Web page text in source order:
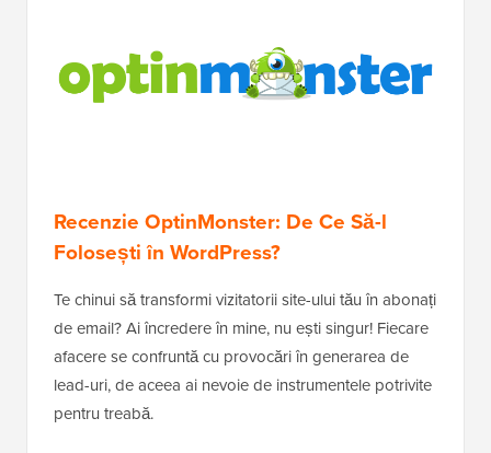
Recenzie OptinMonster: De Ce Să-l
Folosești în WordPress?
Te chinui să transformi vizitatorii site-ului tău în abonați
de email? Ai încredere în mine, nu ești singur! Fiecare
afacere se confruntă cu provocări în generarea de
lead-uri, de aceea ai nevoie de instrumentele potrivite
pentru treabă.